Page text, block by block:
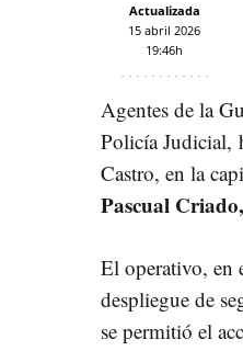
Actualizada
15 abril 2026
19:46h
Agentes de la
Policía Judicial,
Castro, en la
Pascual Criado,
El operativo, en
despliegue de
se permitió el